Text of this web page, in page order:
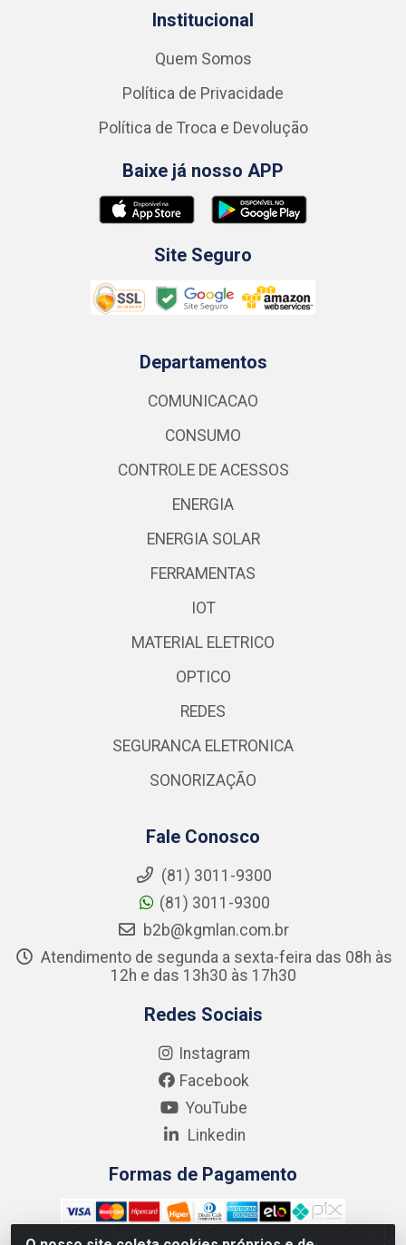
Institucional
Quem Somos
Política de Privacidade
Política de Troca e Devolução
Baixe já nosso APP
Site Seguro
Departamentos
COMUNICACAO
CONSUMO
CONTROLE DE ACESSOS
ENERGIA
ENERGIA SOLAR
FERRAMENTAS
IOT
MATERIAL ELETRICO
OPTICO
REDES
SEGURANCA ELETRONICA
SONORIZAÇÃO
Fale Conosco
(81) 3011-9300
(81) 3011-9300
b2b@kgmlan.com.br
Atendimento de segunda a sexta-feira das 08h às
12h e das 13h30 às 17h30
Redes Sociais
Instagram
Facebook
YouTube
Linkedin
Formas de Pagamento